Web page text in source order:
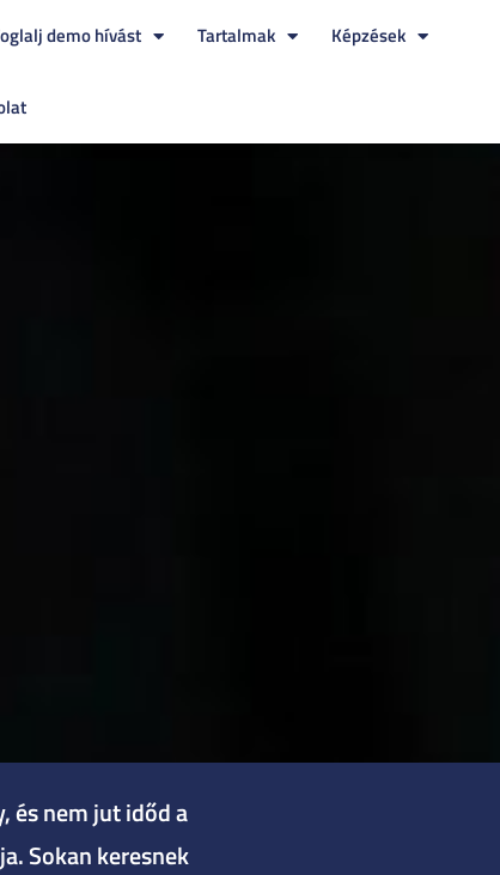
demo hívást Tartalmak Képzések
és nem jut időd a
Sokan keresnek